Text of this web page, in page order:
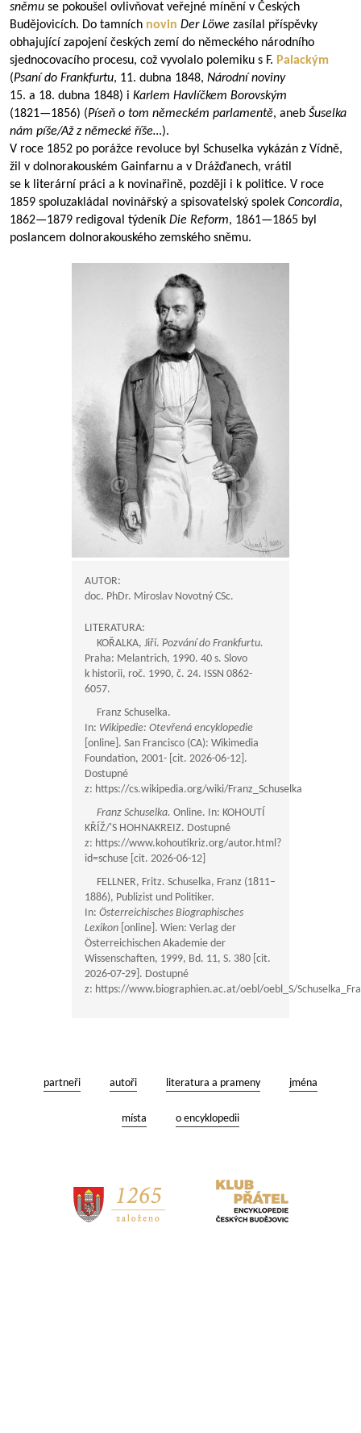
sněmu se pokoušel ovlivňovat veřejné mínění v Českých
Budějovicích. Do tamních novin Der Löwe zasílal příspěvky
obhajující zapojení českých zemí do německého národního
sjednocovacího procesu, což vyvolalo polemiku s F. Palackým
(Psaní do Frankfurtu, 11. dubna 1848, Národní noviny
15. a 18. dubna 1848) i Karlem Havlíčkem Borovským
(1821—1856) (Píseň o tom německém parlamentě, aneb Šuselka
nám píše/Až z německé říše…).
V roce 1852 po porážce revoluce byl Schuselka vykázán z Vídně,
žil v dolnorakouském Gainfarnu a v Drážďanech, vrátil
se k literární práci a k novinařině, později i k politice. V roce
1859 spoluzakládal novinářský a spisovatelský spolek Concordia,
1862—1879 redigoval týdeník Die Reform, 1861—1865 byl
poslancem dolnorakouského zemského sněmu.
AUTOR:
doc. PhDr. Miroslav Novotný CSc.
LITERATURA:
KOŘALKA, Jiří. Pozvání do Frankfurtu.
Praha: Melantrich, 1990. 40 s. Slovo
k historii, roč. 1990, č. 24. ISSN 0862-
6057.
Franz Schuselka.
In: Wikipedie: Otevřená encyklopedie
[online]. San Francisco (CA): Wikimedia
Foundation, 2001- ​[cit. 2026-06-12].
Dostupné
z: https://cs.wikipedia.org/wiki/Franz_Schuselka
Franz Schuselka. Online. In: KOHOUTÍ
KŘÍŽ/'S HOHNAKREIZ. Dostupné
z: https://www.kohoutikriz.org/autor.html?
id=schuse [cit. 2026-06-12]
FELLNER, Fritz. Schuselka, Franz (1811–
1886), Publizist und Politiker.
In: Österreichisches Biographisches
Lexikon [online]. Wien: Verlag der
Österreichischen Akademie der
Wissenschaften, 1999, Bd. 11, S. 380 [cit.
2026-07-29]. Dostupné
z: https://www.biographien.ac.at/oebl/oebl_S/
partneři autoři literatura a prameny jména
místa o encyklopedii